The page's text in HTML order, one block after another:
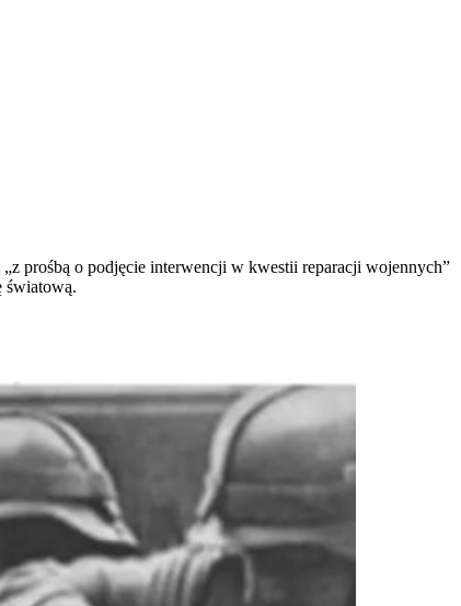
prośbą o podjęcie interwencji w kwestii reparacji wojennych”
światową.